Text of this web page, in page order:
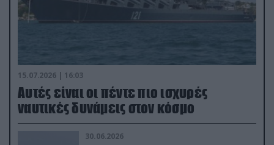
15.07.2026 | 16:03
Aυτές είναι οι πέντε πιο ισχυρές
ναυτικές δυνάμεις στον κόσμο
30.06.2026